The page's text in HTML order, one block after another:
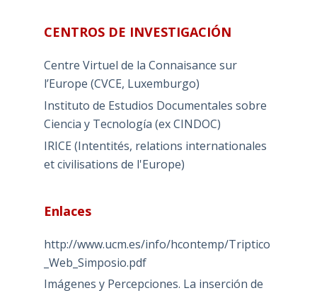
CENTROS DE INVESTIGACIÓN
Centre Virtuel de la Connaisance sur
l’Europe (CVCE, Luxemburgo)
Instituto de Estudios Documentales sobre
Ciencia y Tecnología (ex CINDOC)
IRICE (Intentités, relations internationales
et civilisations de l'Europe)
Enlaces
http://www.ucm.es/info/hcontemp/Triptico
_Web_Simposio.pdf
Imágenes y Percepciones. La inserción de